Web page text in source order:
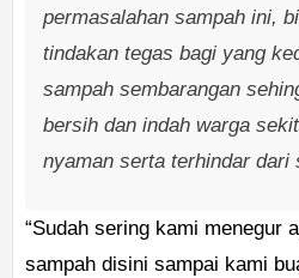
permasalahan sampah ini,
tindakan tegas bagi yang
sampah sembarangan
bersih dan indah warga
nyaman serta terhindar dari
“Sudah sering kami menegur
sampah disini sampai kami